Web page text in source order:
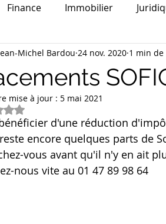
Finance Immobilier
jouissance Assurances
biens Accompagnement familial
courtage crédit
Michel Bardou 24 nov. 2020 1 min
mise à jour : 5 mai 2021
NaN étoiles sur 5.
d'une réduction
encore quelques parts de
vous avant qu'il n'y en ait
nous vite au 01 47 89 98 64